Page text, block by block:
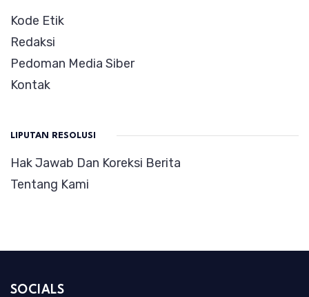
Kode Etik
Redaksi
Pedoman Media Siber
Kontak
LIPUTAN RESOLUSI
Hak Jawab Dan Koreksi Berita
Tentang Kami
SOCIALS